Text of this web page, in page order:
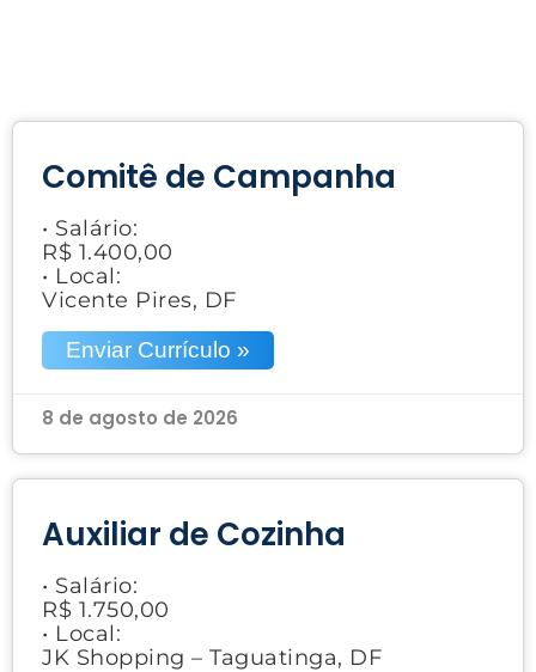
Comitê de Campanha
• Salário:
R$ 1.400,00
• Local:
Vicente Pires, DF
Enviar Currículo »
8 de agosto de 2026
Auxiliar de Cozinha
• Salário:
R$ 1.750,00
• Local:
JK Shopping – Taguatinga, DF